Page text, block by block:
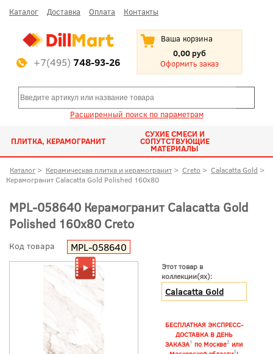
Каталог Доставка Оплата Контакты
+7(495) 748-93-26
Ваша корзина
0,00 руб
Оформить заказ
Расширенный поиск по параметрам
ПЛИТКА, КЕРАМОГРАНИТ
СУХИЕ СМЕСИ И
СОПУТСТВУЮЩИЕ
МАТЕРИАЛЫ
Каталог > Керамическая плитка и керамогранит > Creto > Calacatta Gold >
Керамогранит Calacatta Gold Polished 160x80
MPL-058640 Керамогранит Calacatta Gold
Polished 160x80 Creto
Код товара MPL-058640
Этот товар в
коллекции(ях):
Calacatta Gold
БЕСПЛАТНАЯ ЭКСПРЕСС-
ДОСТАВКА В ДЕНЬ
ЗАКАЗА1 по Москве2 или
3